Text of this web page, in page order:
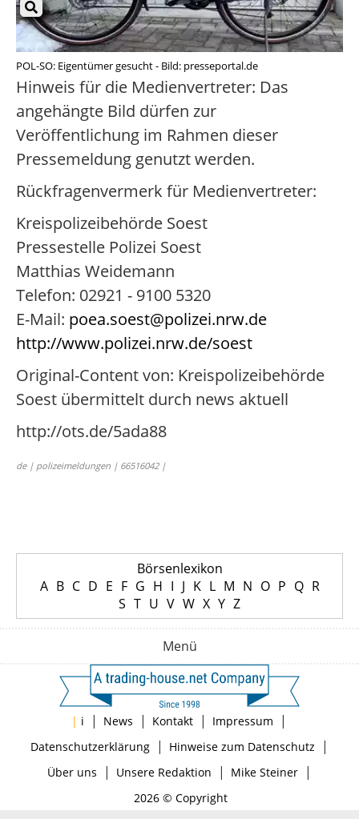
POL-SO: Eigentümer gesucht - Bild: presseportal.de
Hinweis für die Medienvertreter: Das
angehängte Bild dürfen zur
Veröffentlichung im Rahmen dieser
Pressemeldung genutzt werden.
Rückfragenvermerk für Medienvertreter:
Kreispolizeibehörde Soest
Pressestelle Polizei Soest
Matthias Weidemann
Telefon: 02921 - 9100 5320
E-Mail: poea.soest@polizei.nrw.de
http://www.polizei.nrw.de/soest
Original-Content von: Kreispolizeibehörde
Soest übermittelt durch news aktuell
http://ots.de/5ada88
de | polizeimeldungen | 66516042 |
Börsenlexikon
A B C D E F G H I J K L M N O P Q R
S T U V W X Y Z
Menü
| i | News | Kontakt | Impressum |
Datenschutzerklärung| Hinweise zum Datenschutz |
Über uns | Unsere Redaktion | Mike Steiner|
2026 © Copyright